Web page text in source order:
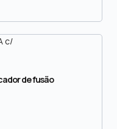
de fusão